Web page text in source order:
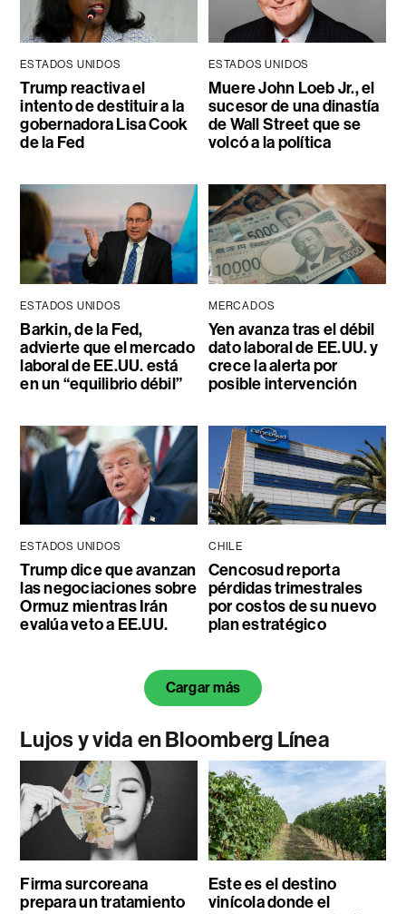
ESTADOS UNIDOS
Trump reactiva el
intento de destituir a la
gobernadora Lisa Cook
de la Fed
ESTADOS UNIDOS
Muere John Loeb Jr., el
sucesor de una dinastía
de Wall Street que se
volcó a la política
ESTADOS UNIDOS
Barkin, de la Fed,
advierte que el mercado
laboral de EE.UU. está
en un “equilibrio débil”
MERCADOS
Yen avanza tras el débil
dato laboral de EE.UU. y
crece la alerta por
posible intervención
ESTADOS UNIDOS
Trump dice que avanzan
las negociaciones sobre
Ormuz mientras Irán
evalúa veto a EE.UU.
CHILE
Cencosud reporta
pérdidas trimestrales
por costos de su nuevo
plan estratégico
Cargar más
Lujos y vida en Bloomberg Línea
Firma surcoreana
prepara un tratamiento
Este es el destino
vinícola donde el